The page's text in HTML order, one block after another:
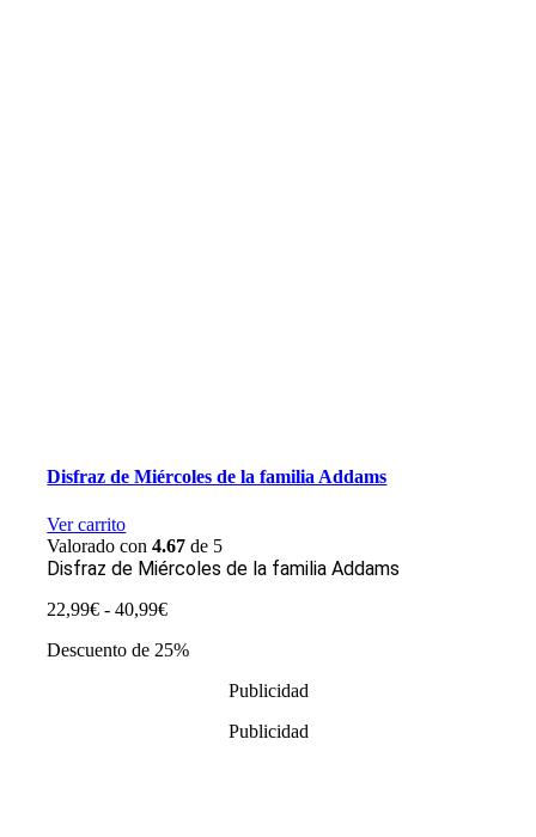
Disfraz de Miércoles de la familia Addams
Ver carrito
Valorado con4.67 de 5
Disfraz de Miércoles de la familia Addams
22,99€ - 40,99€Rango
precios:
Descuento de 25%
Publicidad
Publicidad